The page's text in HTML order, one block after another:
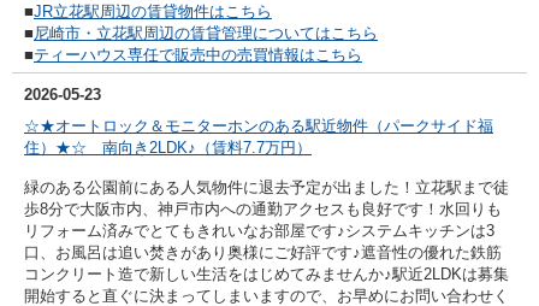
■JR立花駅周辺の賃貸物件はこちら
■ 尼崎市・立花駅周辺の賃貸管理についてはこちら
■ティーハウス専任で販売中の売買情報はこちら
2026-05-23
☆★オートロック＆モニターホンのある駅近物件（パークサイド福
住）★☆ 南向き2L DK♪（賃料7.7万円）
緑のある公園前にある人気物件に退去予定が出ました！立花駅まで徒
歩8分で大阪市内、神戸市内への通勤アクセスも良好です！水回りも
リフォーム済みでとてもきれいなお部屋です♪システムキッチンは3
口、お風呂は追い焚きがあり奥様にご好評です♪遮音性の優れた鉄筋
コンクリート造で新しい生活をはじめてみませんか♪駅近2LDKは募集
開始すると直ぐに決まってしまいますので、お早めに お問い合わせく